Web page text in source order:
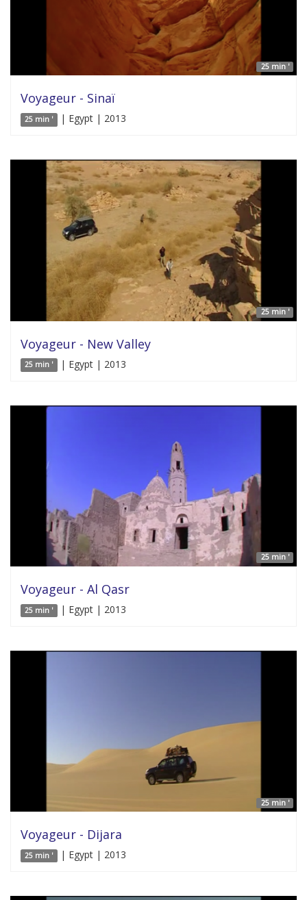
25 min '
Voyageur - Sinaï
25 min ' | Egypt | 2013
25 min '
Voyageur - New Valley
25 min ' | Egypt | 2013
25 min '
Voyageur - Al Qasr
25 min ' | Egypt | 2013
25 min '
Voyageur - Dijara
25 min ' | Egypt | 2013